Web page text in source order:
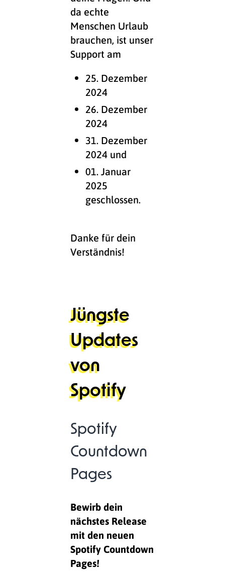
da echte
Menschen Urlaub
brauchen, ist unser
Support am
25. Dezember
2024
26. Dezember
2024
31. Dezember
2024 und
01. Januar
2025
geschlossen.
Danke für dein
Verständnis!
Jüngste
Updates
von
Spotify
Spotify
Countdown
Pages
Bewirb dein
nächstes Release
mit den neuen
Spotify Countdown
Pages!